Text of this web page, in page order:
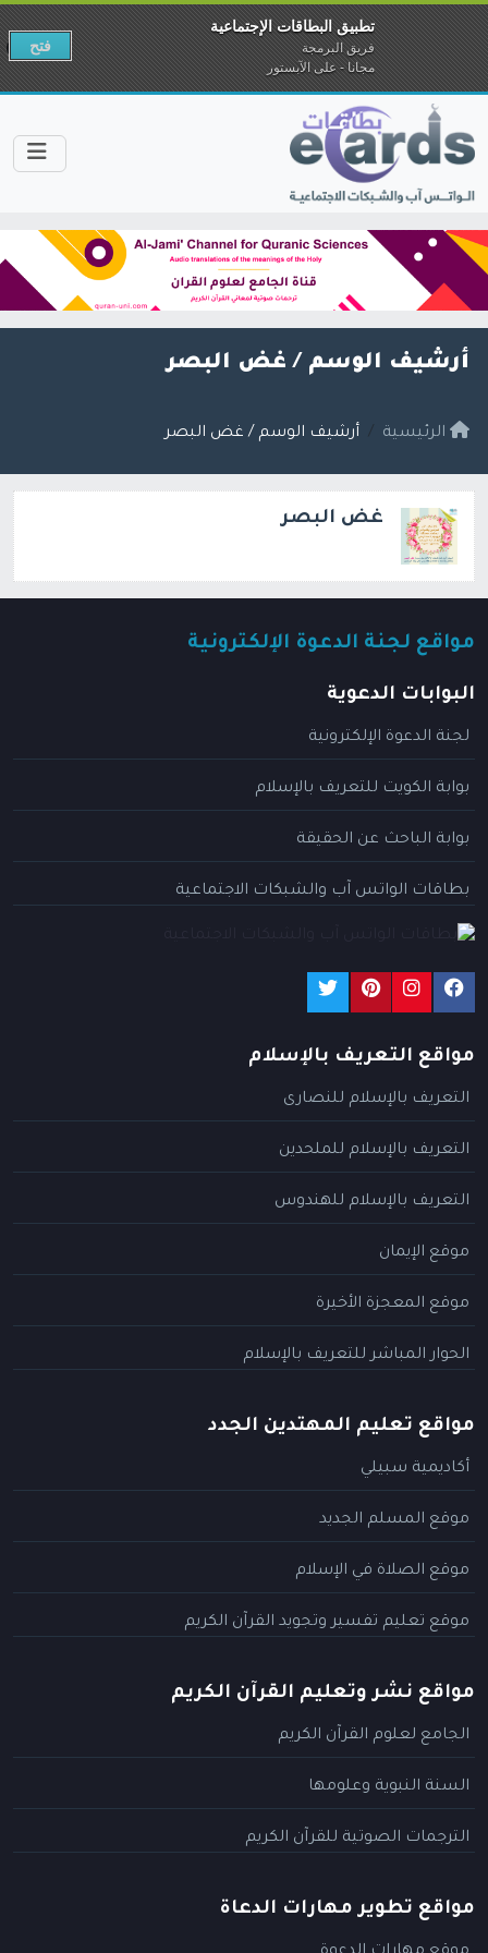
أرشيف الوسم / غض البصر
الرئيسية أرشيف الوسم / غض البصر
غض البصر
مواقع لجنة الدعوة الإلكترونية
البوابات الدعوية
لجنة الدعوة الإلكترونية
بوابة الكويت للتعريف بالإسلام
بوابة الباحث عن الحقيقة
بطاقات الواتس آب والشبكات الاجتماعية
مواقع التعريف بالإسلام
التعريف بالإسلام للنصارى
التعريف بالإسلام للملحدين
التعريف بالإسلام للهندوس
موقع الإيمان
موقع المعجزة الأخيرة
الحوار المباشر للتعريف بالإسلام
مواقع تعليم المهتدين الجدد
أكاديمية سبيلي
موقع المسلم الجديد
موقع الصلاة في الإسلام
موقع تعليم تفسير وتجويد القرآن الكريم
مواقع نشر وتعليم القرآن الكريم
الجامع لعلوم القرآن الكريم
السنة النبوية وعلومها
الترجمات الصوتية للقرآن الكريم
مواقع تطوير مهارات الدعاة
تطبيق البطاقات الإجتماعية
فريق البرمجة
مجانا - على الآبستور
فتح